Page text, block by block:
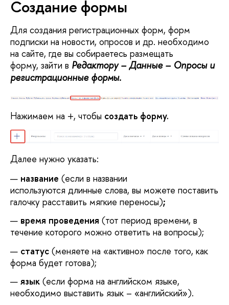
Создание формы
Для создания регистрационных форм, форм
подписки на новости, опросов и др. необходимо
на сайте, где вы собираетесь размещать
форму, зайти в Редактору – Данные – Опросы и
регистрационные формы.
Нажимаем на +, чтобы создать форму.
Далее нужно указать:
название (если в названии
используются длинные слова, вы можете поставить
галочку расставить мягкие переносы);
время проведения (тот период времени, в
течение которого можно ответить на вопросы);
статус (меняете на «активно» после того, как
форма будет готова);
язык (если форма на английском языке,
необходимо выставить язык – «английский»).